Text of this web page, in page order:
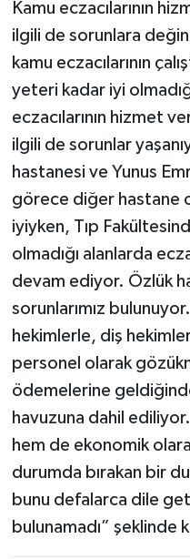
Kamu eczacılarının
ilgili de sorunlara
kamu eczacılarının
yeteri kadar iyi
eczacılarının hizmet
ilgili de sorunlar
hastanesi ve Yunus
görece diğer hastane
iyiyken, Tıp
olmadığı alanlarda
devam ediyor. Özlük
sorunlarımız
hekimlerle, diş
personel olarak
ödemelerine
havuzuna dahil
hem de ekonomik
durumda bırakan bir
bunu defalarca dile
bulunamadı” şeklinde